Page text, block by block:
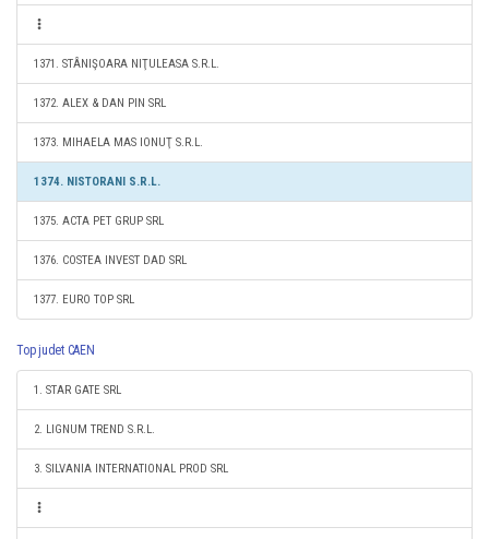
1371. STÂNIŞOARA NIŢULEASA S.R.L.
1372. ALEX & DAN PIN SRL
1373. MIHAELA MAS IONUŢ S.R.L.
1374. NISTORANI S.R.L.
1375. ACTA PET GRUP SRL
1376. COSTEA INVEST DAD SRL
1377. EURO TOP SRL
Top judet CAEN
1. STAR GATE SRL
2. LIGNUM TREND S.R.L.
3. SILVANIA INTERNATIONAL PROD SRL